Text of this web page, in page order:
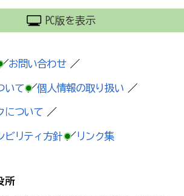
PC版を表示
お問い合わせ ／
いて ／個人情報の取り扱い ／
について ／
ビリティ方針 ／リンク集
所